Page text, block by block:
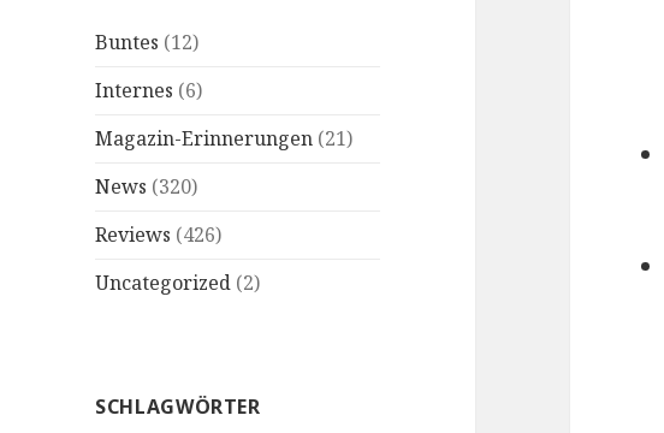
Buntes (12)
Internes (6)
Magazin-Erinnerungen (21)
News (320)
Reviews (426)
Uncategorized (2)
SCHLAGWÖRTER